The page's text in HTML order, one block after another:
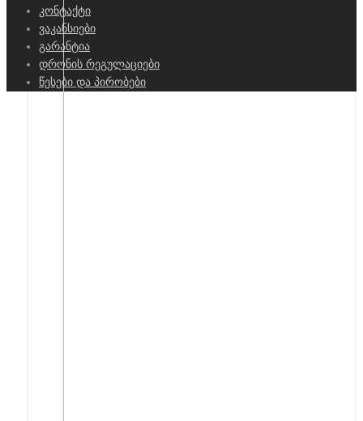
კონტაქტი
ვაკანსიები
გარანტია
დრონის რეგულაციები
წესები და პირობები